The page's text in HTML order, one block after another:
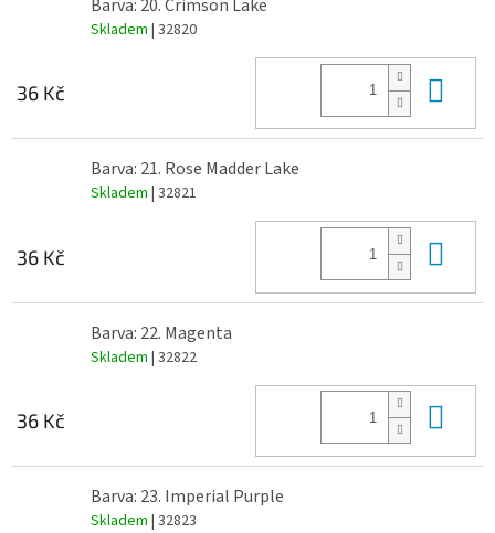
Barva: 20. Crimson Lake
Skladem | 32820
36 Kč
Barva: 21. Rose Madder Lake
Skladem | 32821
36 Kč
Barva: 22. Magenta
Skladem | 32822
36 Kč
Barva: 23. Imperial Purple
Skladem | 32823